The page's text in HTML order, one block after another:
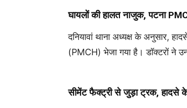
घायलों की हालत नाजुक, पटना
दनियावां थाना अध्यक्ष के अनुसार,
(PMCH) भेजा गया है। डॉक्टरों ने
सीमेंट फैक्ट्री से जुड़ा ट्रक, हादसे के